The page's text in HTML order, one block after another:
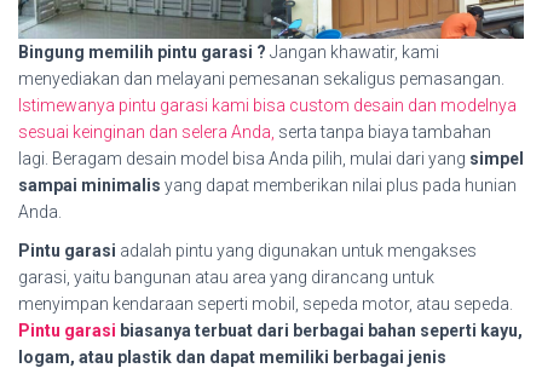
Bingung memilih pintu garasi ? Jangan khawatir, kami
menyediakan dan melayani pemesanan sekaligus pemasangan.
Istimewanya pintu garasi kami bisa custom desain dan modelnya
sesuai keinginan dan selera Anda, serta tanpa biaya tambahan
lagi. Beragam desain model bisa Anda pilih, mulai dari yang simpel
sampai minimalis yang dapat memberikan nilai plus pada hunian
Anda.
Pintu garasi adalah pintu yang digunakan untuk mengakses
garasi, yaitu bangunan atau area yang dirancang untuk
menyimpan kendaraan seperti mobil, sepeda motor, atau sepeda.
Pintu garasi biasanya terbuat dari berbagai bahan seperti kayu,
logam, atau plastik dan dapat memiliki berbagai jenis